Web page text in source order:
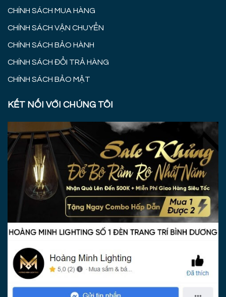
CHÍNH SÁCH MUA HÀNG
CHÍNH SÁCH VẬN CHUYỂN
CHÍNH SÁCH BẢO HÀNH
CHÍNH SÁCH ĐỔI TRẢ HÀNG
CHÍNH SÁCH BẢO MẬT
KẾT NỐI VỚI CHÚNG TÔI